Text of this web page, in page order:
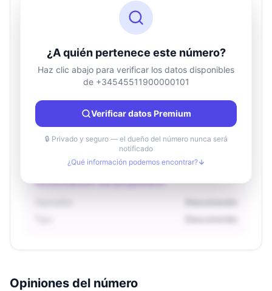
Información de ubicación
País
Desconocido
Ciudad
Desconocido
Región
Desconocido
Información del propietario
¿A quién pertenece este número?
Haz clic abajo para verificar los datos disponibles
de +34545511900000101
Verificar datos Premium
🔒 Privado y seguro — el dueño del número nunca será
notificado
¿Qué información podemos encontrar?
Opiniones del número